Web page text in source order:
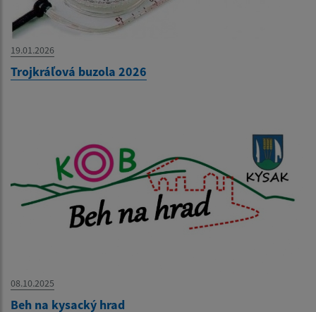
19.01.2026
Trojkráľová buzola 2026
08.10.2025
Beh na kysacký hrad